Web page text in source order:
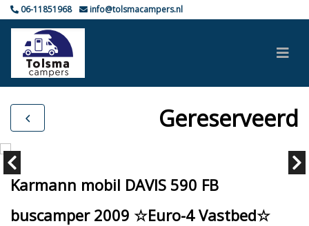
06-11851968 info@tolsmacampers.nl
Gereserveerd
Karmann mobil DAVIS 590 FB
buscamper 2009 ☆Euro-4 Vastbed☆